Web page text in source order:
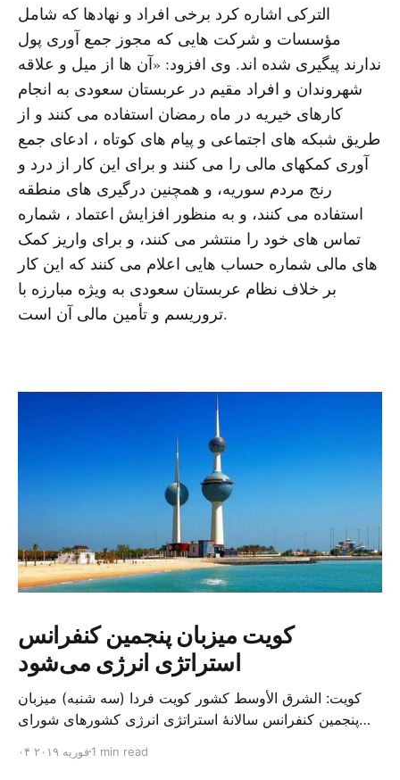
الترکی اشاره کرد برخی افراد و نهادها که شامل
مؤسسات و شرکت هایی که مجوز جمع آوری پول
ندارند پیگیری شده اند. وی افزود: «آن ها از میل و علاقه
شهروندان و افراد مقیم در عربستان سعودی به انجام
کارهای خیریه در ماه رمضان استفاده می کنند و از
طریق شبکه های اجتماعی و پیام های کوتاه ، ادعای جمع
آوری کمکهای مالی را می کنند و برای این کار از درد و
رنج مردم سوریه، و همچنین درگیری های منطقه
استفاده می کنند، و به منظور افزایش اعتماد ، شماره
تماس های خود را منتشر می کنند، و برای واریز کمک
های مالی شماره حساب هایی اعلام می کنند که این کار
بر خلاف نظام عربستان سعودی به ویژه مبارزه با
تروریسم و تأمین مالی آن است.
کویت میزبان پنجمین کنفرانس
استراتژی انرژی می‌شود
کویت: الشرق الأوسط کشور کویت فردا (سه شنبه) میزبان
پنجمین کنفرانس سالانهٔ استراتژی انرژی کشورهای شورای
متخصص از شرکت‌های جهانی نفت و گاز در این کنفرانس
۰۴ فوریه ۲۰۱۹1 min read